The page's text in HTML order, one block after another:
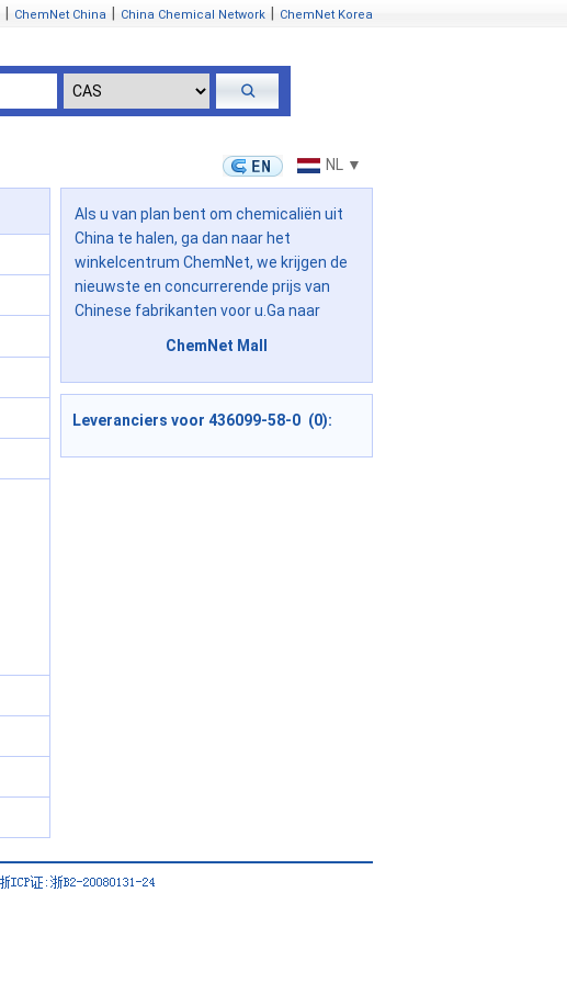
ChemNet China China Chemical Network ChemNet Korea
NL ▼
Als u van plan bent om chemicaliën uit
China te halen, ga dan naar het
winkelcentrum ChemNet, we krijgen de
nieuwste en concurrerende prijs van
Chinese fabrikanten voor u.Ga naar
ChemNet Mall
Leveranciers voor 436099-58-0 (0):